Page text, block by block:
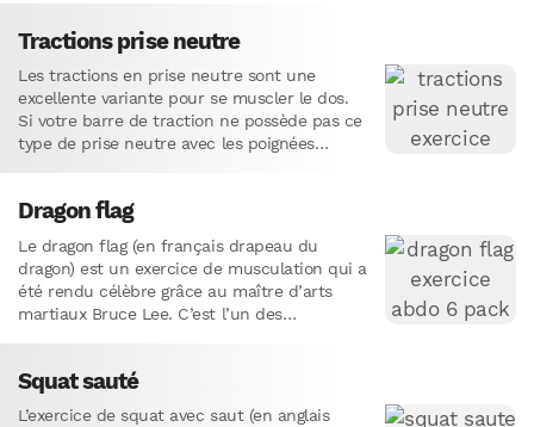
Tractions prise neutre
Les tractions en prise neutre sont une
excellente variante pour se muscler le dos.
Si votre barre de traction ne possède pas ce
type de prise neutre avec les poignées…
Dragon flag
Le dragon flag (en français drapeau du
dragon) est un exercice de musculation qui a
été rendu célèbre grâce au maître d’arts
martiaux Bruce Lee. C’est l’un des
Squat sauté
L’exercice de squat avec saut (en anglais